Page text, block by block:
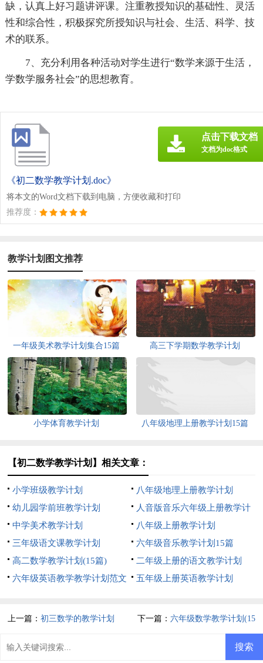
缺，认真上好习题讲评课。注重教授知识的基础性、灵活
性和综合性，积极探究所授知识与社会、生活、科学、技
术的联系。
7、充分利用各种活动对学生进行“数学来源于生活，
学数学服务社会”的思想教育。
《初二数学教学计划.doc》
将本文的Word文档下载到电脑，方便收藏和打印
推荐度：
点击下载文档
文档为doc格式
教学计划图文推荐
一年级美术教学计划集合15篇 高三下学期数学教学计划
小学体育教学计划 八年级地理上册教学计划15篇
【初二数学教学计划】相关文章：
小学班级教学计划
八年级地理上册教学计划
幼儿园学前班教学计划
人音版音乐六年级上册教学计
划
中学美术教学计划
八年级上册教学计划
三年级语文课教学计划
六年级音乐教学计划15篇
高二数学教学计划(15篇)
二年级上册的语文教学计划
六年级英语教学教学计划范文
五年级上册英语教学计划
上一篇：初三数学的教学计划 下一篇： 六年级数学教学计划(15